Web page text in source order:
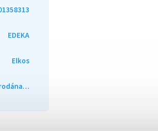
EDEKA
Elkos